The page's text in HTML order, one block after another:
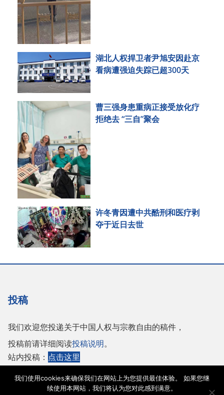
湖北人权捍卫者尹旭安因赴京
看病遭强迫失踪已超300天
曹三强身患重病正接受放化疗
拒绝去 “三自”聚会
许冬青因遭中共酷刑和医疗剥
夺于近日去世
投稿
我们欢迎您投递关于中国人权与宗教自由的稿件，
投稿前请详细阅读投稿说明。
站内投稿： 点击这里
我们使用cookies来确保我们在网站上为您提供最佳体验。 如果您继
续使用本网站，我们将认为您对此感到满意。